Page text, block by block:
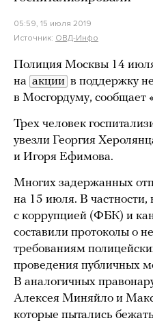
05:59, 15 июля 2019
Источник: ОВД-Инфо
Полиция Москвы 14
на акции в поддержку
в Мосгордуму,
Трех человек
увезли Георгия
и Игоря Ефимова.
Многих задержанных
на 15 июля. В
с коррупцией (ФБК) и
составили протоколы о
требованиям
проведения публичных
В аналогичных
Алексея Миняйло и
которые пытались